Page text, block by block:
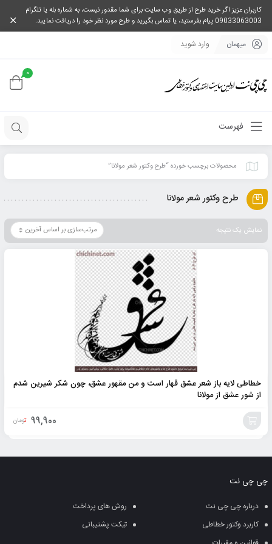
کاربران عزیز اگر خرید طرح از طریق وب سایت برای شما مقدور نیست، به شماره بله یا تلگرام
09033063003 پیام بفرستید، یا تماس بگیرید و طرح مورد نظر خود را دریافت نمایید.
میهمان وارد شوید
0
فهرست
محصولات برچسب خورده “طرح وکتور شعر مولانا”
طرح وکتور شعر مولانا
نمایش یک نتیجه
خطاطی لایه باز شعر عشق قهار است و من مقهور عشق، چون شکر شیرین شدم
از شور عشق از مولانا
99,900 تومان
سبد
چی چی نت
درباره چی چی نت
روش های پرداخت
کاربرد وکتور خطاطی
تیکت پشتیبانی